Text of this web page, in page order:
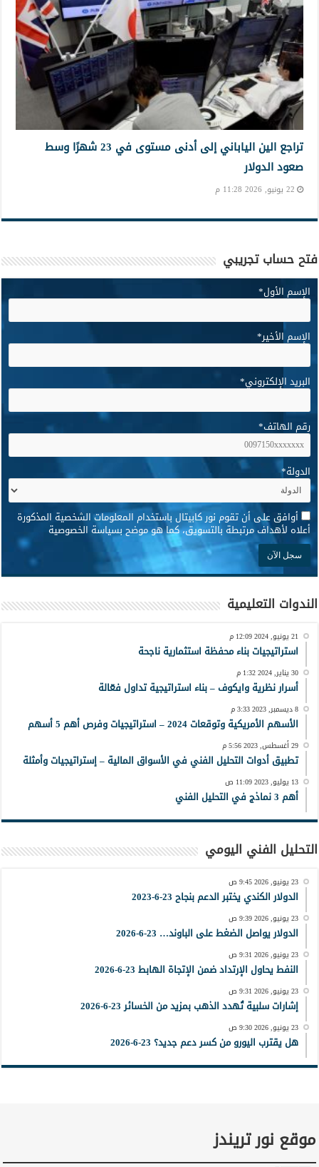
تراجع الين الياباني إلى أدنى مستوى في 23 شهرًا وسط
صعود الدولار
22 يونيو, 2026 11:28 م
فتح حساب تجريبي
الإسم الأول*
الإسم الأخير*
البريد الإلكتروني*
رقم الهاتف*
الدولة*
* أوافق على أن تقوم نور كابيتال باستخدام المعلومات الشخصية المذكورة
أعلاه لأهداف مرتبطة بالتسويق، كما هو موضح بسياسة الخصوصية
الندوات التعليمية
21 يونيو, 2024 12:09 م
استراتيجيات بناء محفظة استثمارية ناجحة
30 يناير, 2024 1:32 م
أسرار نظرية وايكوف – بناء استراتيجية تداول فعّالة
8 ديسمبر, 2023 3:33 م
الأسهم الأمريكية وتوقعات 2024 – استراتيجيات وفرص أهم 5 أسهم
29 أغسطس, 2023 5:56 م
تطبيق أدوات التحليل الفني في الأسواق المالية – إستراتيجيات وأمثلة
13 يوليو, 2023 11:09 ص
أهم 3 نماذج في التحليل الفني
التحليل الفني اليومي
23 يونيو, 2026 9:45 ص
الدولار الكندي يختبر الدعم بنجاح 23-6-2023
23 يونيو, 2026 9:39 ص
الدولار يواصل الضغط على الباوند… 23-6-2026
23 يونيو, 2026 9:31 ص
النفط يحاول الإرتداد ضمن الإتجاة الهابط 23-6-2026
23 يونيو, 2026 9:31 ص
إشارات سلبية تُهدد الذهب بمزيد من الخسائر 23-6-2026
23 يونيو, 2026 9:30 ص
هل يقترب اليورو من كسر دعم جديد؟ 23-6-2026
موقع نور تريندز